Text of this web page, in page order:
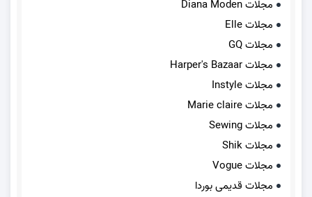
مجلات Diana Moden
مجلات Elle
مجلات GQ
مجلات Harper's Bazaar
مجلات Instyle
مجلات Marie claire
مجلات Sewing
مجلات Shik
مجلات Vogue
مجلات قدیمی بوردا